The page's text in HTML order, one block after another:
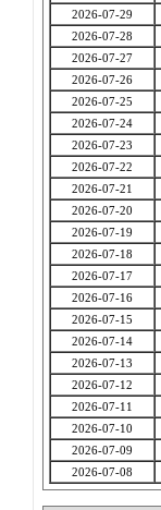
2026-07-29
2026-07-28
2026-07-27
2026-07-26
2026-07-25
2026-07-24
2026-07-23
2026-07-22
2026-07-21
2026-07-20
2026-07-19
2026-07-18
2026-07-17
2026-07-16
2026-07-15
2026-07-14
2026-07-13
2026-07-12
2026-07-11
2026-07-10
2026-07-09
2026-07-08